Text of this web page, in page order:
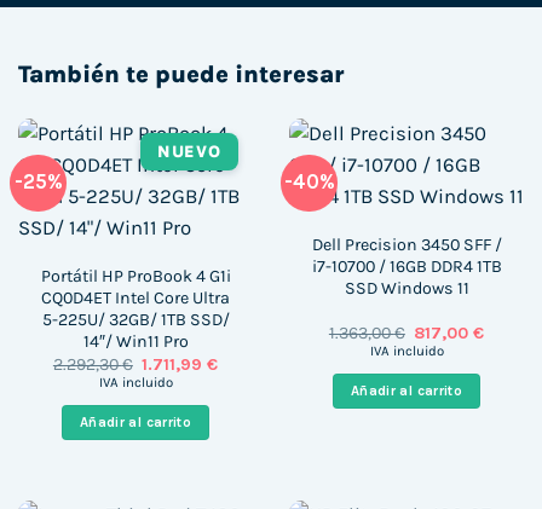
También te puede interesar
-25%
NUEVO
Portátil HP ProBook 4 G1i
CQ0D4ET Intel Core Ultra
5-225U/ 32GB/ 1TB SSD/
14″/ Win11 Pro
2.292,30€ El
precio
2.292,30 €.
1.711,99€El
IVA incluido
Añadir al carrito
-40%
Dell Precision 3450 SFF /
i7-10700 / 16GB DDR4 1TB
SSD Windows 11
1.363,00€ El
precio
1.363,00 €.
817,00€El
IVA incluido
Añadir al carrito